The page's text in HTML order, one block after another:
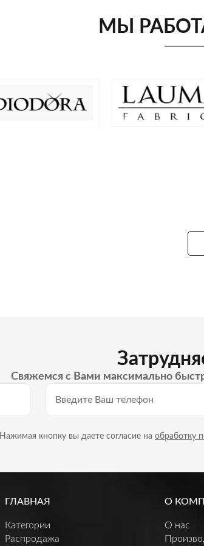
МЫ
Свяжемся с Вами максимально
Нажимая кнопку вы даете согласие на обработку
ГЛАВНАЯ
Категории
Распродажа
О
О нас